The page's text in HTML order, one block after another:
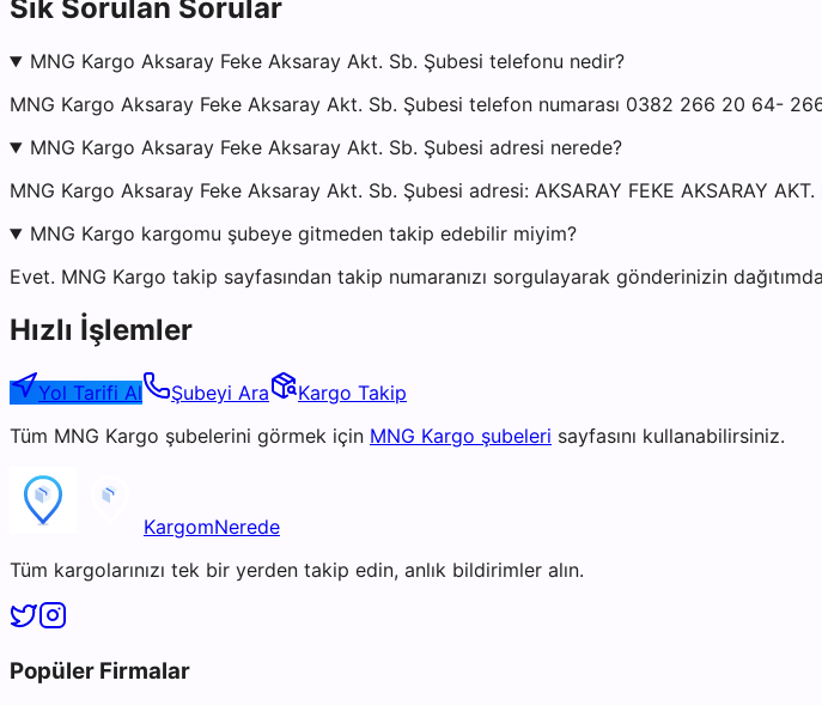
Sık Sorulan Sorular
MNG Kargo Aksaray Feke Aksaray Akt. Sb. Şubesi telefonu nedir?
MNG Kargo Aksaray Feke Aksaray Akt. Sb. Şubesi telefon numarası 0382 266 20 64-
MNG Kargo Aksaray Feke Aksaray Akt. Sb. Şubesi adresi nerede?
MNG Kargo Aksaray Feke Aksaray Akt. Sb. Şubesi adresi: AKSARAY FEKE AKSARAY
MNG Kargo kargomu şubeye gitmeden takip edebilir miyim?
Evet. MNG Kargo takip sayfasından takip numaranızı sorgulayarak gönderinizin
Hızlı İşlemler
Yol Tarifi Al Şubeyi Ara
Kargo Takip
Tüm MNG Kargo şubelerini görmek için MNG Kargo şubeleri sayfasını kullanabilirsiniz.
KargomNerede
Tüm kargolarınızı tek bir yerden takip edin, anlık bildirimler alın.
Popüler Firmalar